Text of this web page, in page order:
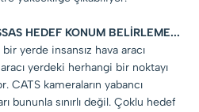
HEDEF KONUM BELİRLEME...
yerde insansız hava aracı
yerdeki herhangi bir noktayı
kameraların yabancı
bununla sınırlı değil. Çoklu hedef